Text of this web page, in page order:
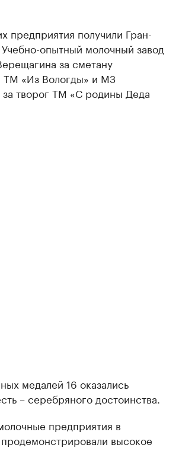
предприятия получили Гран-
опытный молочный завод
за сметану
ТМ «Из Вологды» и МЗ
за творог ТМ «С родины Деда
медалей 16 оказались
– серебряного достоинства.
предприятия в
высокое